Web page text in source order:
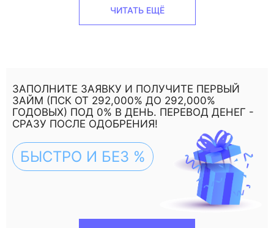
ЧИТАТЬ ЕЩЁ
ЗАПОЛНИТЕ ЗАЯВКУ И ПОЛУЧИТЕ ПЕРВЫЙ
ЗАЙМ (ПСК ОТ 292,000% ДО 292,000%
ГОДОВЫХ) ПОД 0% В ДЕНЬ. ПЕРЕВОД ДЕНЕГ -
СРАЗУ ПОСЛЕ ОДОБРЕНИЯ!
БЫСТРО И БЕЗ %